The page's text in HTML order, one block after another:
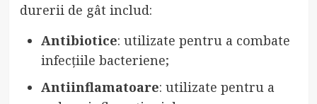
durerii de gât includ:
Antibiotice: utilizate pentru a combate
infecțiile bacteriene;
Antiinflamatoare: utilizate pentru a